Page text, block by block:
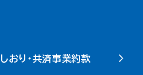
おり・共済事業約款